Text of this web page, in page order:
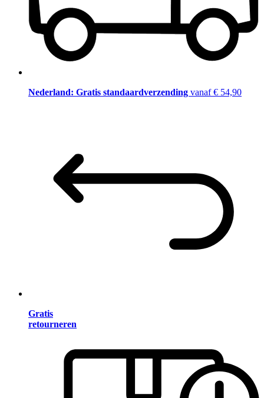
Nederland: Gratis standaardverzending vanaf € 54,90
Gratis
retourneren